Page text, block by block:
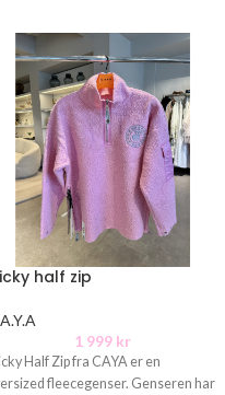
half zip
1 999 kr
Half Zip fra CAYA er en
fleecegenser. Genseren har